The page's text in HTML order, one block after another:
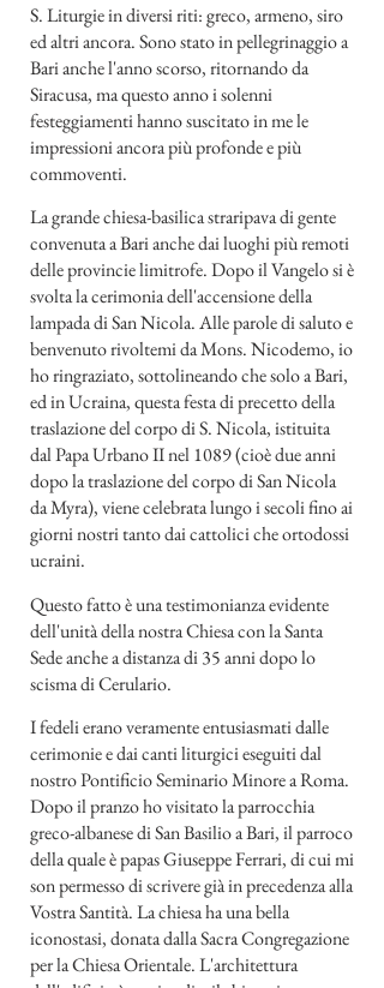
S. Liturgie in diversi riti: greco, armeno, siro
ed altri ancora. Sono stato in pellegrinaggio a
Bari anche l'anno scorso, ritornando da
Siracusa, ma questo anno i solenni
festeggiamenti hanno suscitato in me le
impressioni ancora più profonde e più
commoventi.
La grande chiesa-basilica straripava di gente
convenuta a Bari anche dai luoghi più remoti
delle provincie limitrofe. Dopo il Vangelo si è
svolta la cerimonia dell'accensione della
lampada di San Nicola. Alle parole di saluto e
benvenuto rivoltemi da Mons. Nicodemo, io
ho ringraziato, sottolineando che solo a Bari,
ed in Ucraina, questa festa di precetto della
traslazione del corpo di S. Nicola, istituita
dal Papa Urbano II nel 1089 (cioè due anni
dopo la traslazione del corpo di San Nicola
da Myra), viene celebrata lungo i secoli fino ai
giorni nostri tanto dai cattolici che ortodossi
ucraini.
Questo fatto è una testimonianza evidente
dell'unità della nostra Chiesa con la Santa
Sede anche a distanza di 35 anni dopo lo
scisma di Cerulario.
I fedeli erano veramente entusiasmati dalle
cerimonie e dai canti liturgici eseguiti dal
nostro Pontificio Seminario Minore a Roma.
Dopo il pranzo ho visitato la parrocchia
greco-albanese di San Basilio a Bari, il parroco
della quale è papas Giuseppe Ferrari, di cui mi
son permesso di scrivere già in precedenza alla
Vostra Santità. La chiesa ha una bella
iconostasi, donata dalla Sacra Congregazione
per la Chiesa Orientale. L'architettura